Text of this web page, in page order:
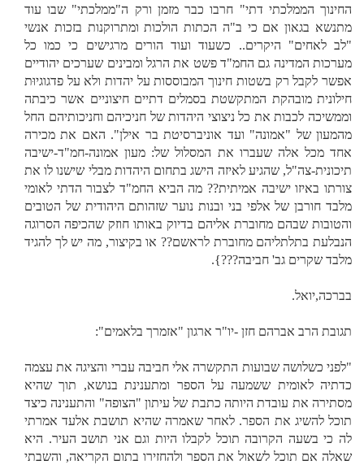
החינוך הממלכתי דתי" חרבו כבר מזמן ורק ה"ממלכתי" שבו עוד
מתנשא בגאון אם כי ב"ה הכתות הולכות ומתרוקנות בזכות אנשי
"לב לאחים" היקרים.. כשעוד ועוד הורים מרגישים כי כמו כל
מערכות המדינה גם החמ"ד פשט את הרגל ומבינים שערכים יהודיים
אפשר לקבל רק בשטות חינוך המבוססות על יהדות ולא על פדגוגיוּת
חילונית מובהקת המתקשטת בסמלים דתיים חיצוניים אשר כיבתה
וממשיכה לכבות את כל ניצוצי היהדות של חניכיהם וחניכותיהם החל
מהמעון של "אמונה" ועד אוניברסיטת בר אילן". האם את מכירה
אחד מכל אלה שעברו את המסלול של: מעון אמונה-חמ"ד-ישיבה
תיכונית-צה"ל, שהגיע לאיזה הישג בתחום היהדות מבלי שישנו לו את
צורתו באיזו ישיבה אמיתית?? מה הביא החמ"ד לצבור הדתי לאומי
מלבד חורבן של אלפי בני ובנות נוער שזהותם היהודית של הטובים
והטובות שבהם מחוברת אליהם בדיוק באותו חוזק שהכיפה הסרוגה
הנבלעת בתלתליהם מחוברת לראשם?? או בקיצור, מה יש לך להגיד
מלבד שקרים גב' חביבה???}.
בברכה,יואל.
תגובת הרב אברהם חזן -יו"ר ארגון "אזמרך בלאמים":
"לפני כשלושה שבועות התקשרה אלי חביבה עברי והציגה את עצמה
כדתיה לאומית ששמעה על הספר ומתענינת בנושא, תוך שהיא
מסתירה את עובדת היותה כתבת של עיתון "הצופה" והתענינה כיצד
תוכל להשיג את הספר. לאחר שאמרה שהיא תושבת אלעד אמרתי
לה כי בשעה הקרובה תוכל לקבלו היות וגם אני תושב העיר. היא
שאלה אם תוכל לשאול את הספר ולהחזירו בתום הקריאה, והשבתי